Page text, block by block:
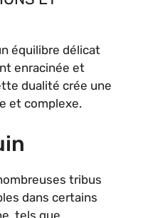
équilibre délicat
enracinée et
dualité crée une
et complexe.
tribus
dans certains
tels que